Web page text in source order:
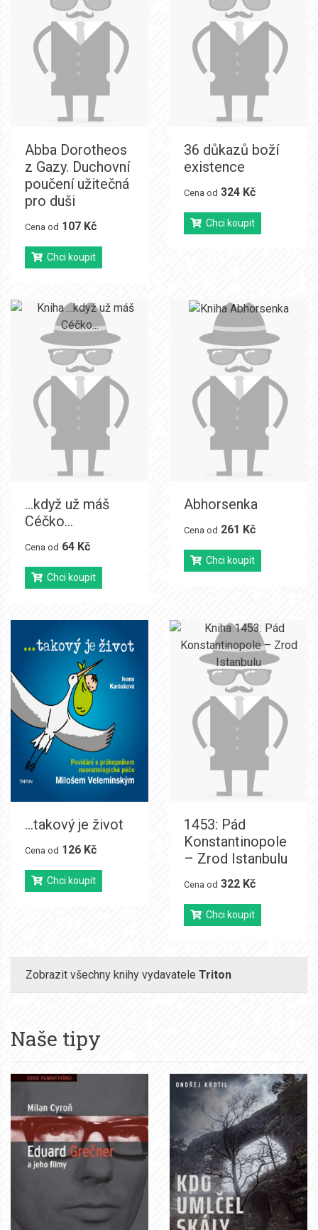
Abba Dorotheos
z Gazy. Duchovní
poučení užitečná
pro duši
Cena od 107 Kč
Chci koupit
36 důkazů boží
existence
Cena od 324 Kč
Chci koupit
...když už máš
Céčko...
Cena od 64 Kč
Chci koupit
Abhorsenka
Cena od 261 Kč
Chci koupit
...takový je život
Cena od 126 Kč
Chci koupit
1453: Pád
Konstantinopole
– Zrod Istanbulu
Cena od 322 Kč
Chci koupit
Zobrazit všechny knihy vydavatele Triton
Naše tipy